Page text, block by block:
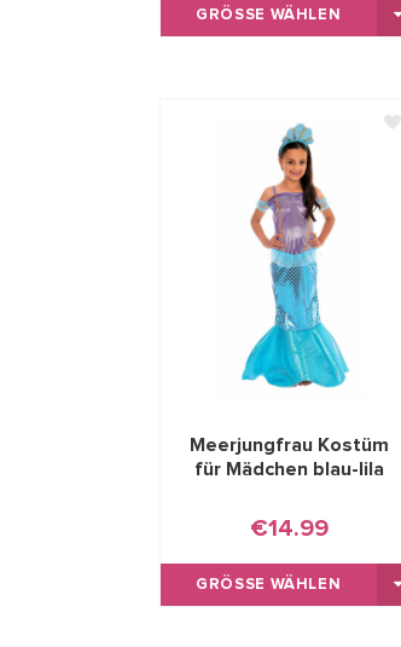
GRÖSSE WÄHLEN
Meerjungfrau Kostüm
für Mädchen blau-lila
€14.99
GRÖSSE WÄHLEN